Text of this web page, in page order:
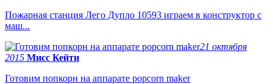
Пожарная станция Лего Дупло 10593 играем в конструктор с
маш...
21 октября
2015 Мисс Кейти
Готовим попкорн на аппарате popcorn maker